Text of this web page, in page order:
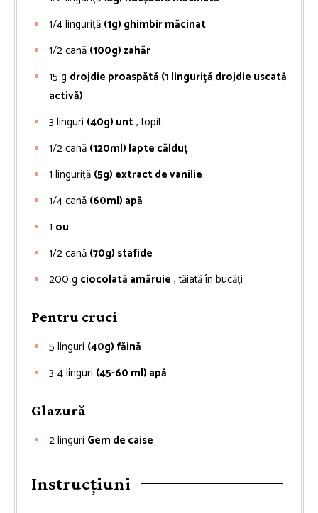
1/4linguriță (1g) ghimbir măcinat
1/2cană (100g) zahăr
15 g drojdie proaspătă (1 linguriță drojdie uscată
activă)
3 linguri (40g) unt, topit
1/2cană (120ml) lapte călduț
1 linguriță (5g) extract de vanilie
1/4cană (60ml) apă
1 ou
1/2cană (70g) stafide
200 g ciocolată amăruie , tăiată în bucăți
Pentru cruci
5 linguri (40g) făină
3-4linguri (45-60 ml) apă
Glazură
2linguri Gem de caise
Instrucțiuni